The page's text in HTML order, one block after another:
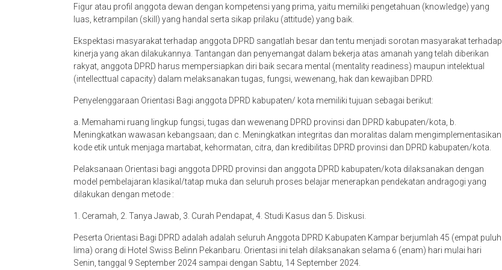
Figur atau profil anggota dewan dengan kompetensi yang prima, yaitu memiliki pengetahuan (knowledge) yang
luas, ketrampilan (skill) yang handal serta sikap prilaku (attitude) yang baik.
Ekspektasi masyarakat terhadap anggota DPRD sangatlah besar dan tentu menjadi sorotan masyarakat terhadap
kinerja yang akan dilakukannya. Tantangan dan penyemangat dalam bekerja atas amanah yang telah diberikan
rakyat, anggota DPRD harus mempersiapkan diri baik secara mental (mentality readiness) maupun intelektual
(intellecttual capacity) dalam melaksanakan tugas, fungsi, wewenang, hak dan kewajiban DPRD.
Penyelenggaraan Orientasi Bagi anggota DPRD kabupaten/ kota memiliki tujuan sebagai berikut:
a. Memahami ruang lingkup fungsi, tugas dan wewenang DPRD provinsi dan DPRD kabupaten/kota, b.
Meningkatkan wawasan kebangsaan; dan c. Meningkatkan integritas dan moralitas dalam mengimplementasikan
kode etik untuk menjaga martabat, kehormatan, citra, dan kredibilitas DPRD provinsi dan DPRD kabupaten/kota.
Pelaksanaan Orientasi bagi anggota DPRD provinsi dan anggota DPRD kabupaten/kota dilaksanakan dengan
model pembelajaran klasikal/tatap muka dan seluruh proses belajar menerapkan pendekatan andragogi yang
dilakukan dengan metode :
1. Ceramah, 2. Tanya Jawab, 3. Curah Pendapat, 4. Studi Kasus dan 5. Diskusi.
Peserta Orientasi Bagi DPRD adalah adalah seluruh Anggota DPRD Kabupaten Kampar berjumlah 45 (empat puluh
lima) orang di Hotel Swiss Belinn Pekanbaru. Orientasi ini telah dilaksanakan selama 6 (enam) hari mulai hari
Senin, tanggal 9 September 2024 sampai dengan Sabtu, 14 September 2024.